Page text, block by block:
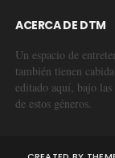
ACERCA DE DTM
Un espacio de
también tienen
editado aquí, bajo
de estos géneros.